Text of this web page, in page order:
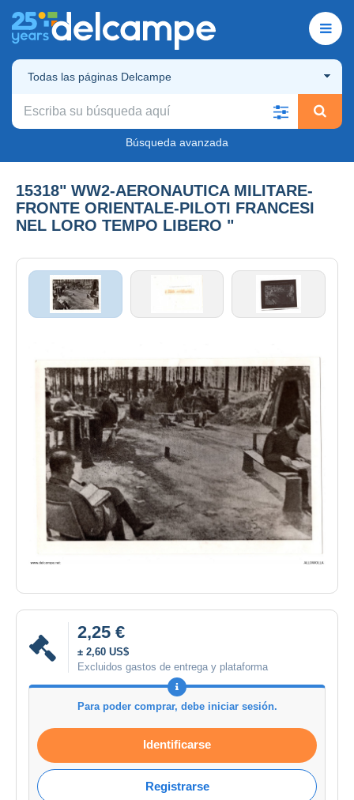
Todas las páginas Delcampe
Búsqueda avanzada
15318" WW2-AERONAUTICA MILITARE-
FRONTE ORIENTALE-PILOTI FRANCESI
NEL LORO TEMPO LIBERO "
2,25 €
± 2,60 US$
Excluidos gastos de entrega y plataforma
Para poder comprar, debe iniciar sesión.
Identificarse
Registrarse